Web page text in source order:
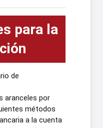
para la
de
aranceles por
métodos
a la cuenta